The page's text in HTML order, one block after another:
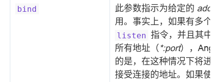
bind 此参数指示为给定的
用。事实上，如果有多个
listen 指令，并且其中
所有地址（*:port），
的是，在这种情况下将进
接受连接的地址。如果使